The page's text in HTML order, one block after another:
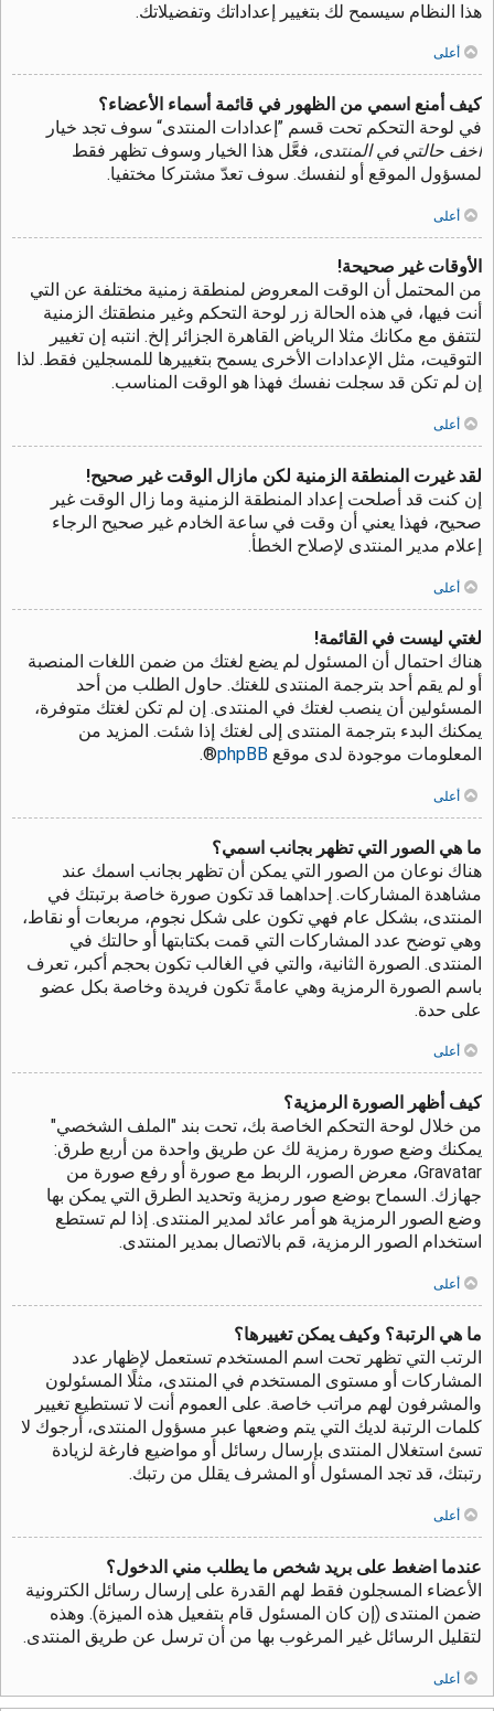
هذا النظام سيسمح لك بتغيير إعداداتك وتفضيلاتك.
أعلى
كيف أمنع اسمي من الظهور في قائمة أسماء الأعضاء؟
في لوحة التحكم تحت قسم ”إعدادات المنتدى“ سوف تجد خيار
أخف حالتي في المنتدى، فعَّل هذا الخيار وسوف تظهر فقط
لمسؤول الموقع أو لنفسك. سوف تعدّ مشتركا مختفيا.
أعلى
الأوقات غير صحيحة!
من المحتمل أن الوقت المعروض لمنطقة زمنية مختلفة عن التي
أنت فيها، في هذه الحالة زر لوحة التحكم وغير منطقتك الزمنية
لتتفق مع مكانك مثلا الرياض القاهرة الجزائر إلخ. انتبه إن تغيير
التوقيت، مثل الإعدادات الأخرى يسمح بتغييرها للمسجلين فقط. لذا
إن لم تكن قد سجلت نفسك فهذا هو الوقت المناسب.
أعلى
لقد غيرت المنطقة الزمنية لكن مازال الوقت غير صحيح!
إن كنت قد أصلحت إعداد المنطقة الزمنية وما زال الوقت غير
صحيح، فهذا يعني أن وقت في ساعة الخادم غير صحيح الرجاء
إعلام مدير المنتدى لإصلاح الخطأ.
أعلى
لغتي ليست في القائمة!
هناك احتمال أن المسئول لم يضع لغتك من ضمن اللغات المنصبة
أو لم يقم أحد بترجمة المنتدى للغتك. حاول الطلب من أحد
المسئولين أن ينصب لغتك في المنتدى. إن لم تكن لغتك متوفرة،
يمكنك البدء بترجمة المنتدى إلى لغتك إذا شئت. المزيد من
المعلومات موجودة لدى موقع phpBB
®.
أعلى
ما هي الصور التي تظهر بجانب اسمي؟
هناك نوعان من الصور التي يمكن أن تظهر بجانب اسمك عند
مشاهدة المشاركات. إحداهما قد تكون صورة خاصة برتبتك في
المنتدى، بشكل عام فهي تكون على شكل نجوم، مربعات أو نقاط،
وهي توضح عدد المشاركات التي قمت بكتابتها أو حالتك في
المنتدى. الصورة الثانية، والتي في الغالب تكون بحجم أكبر، تعرف
باسم الصورة الرمزية وهي عامةً تكون فريدة وخاصة بكل عضو
على حدة.
أعلى
كيف أظهر الصورة الرمزية؟
من خلال لوحة التحكم الخاصة بك، تحت بند "الملف الشخصي"
يمكنك وضع صورة رمزية لك عن طريق واحدة من أربع طرق:
Gravatar، معرض الصور، الربط مع صورة أو رفع صورة من
جهازك. السماح بوضع صور رمزية وتحديد الطرق التي يمكن بها
وضع الصور الرمزية هو أمر عائد لمدير المنتدى. إذا لم تستطع
استخدام الصور الرمزية، قم بالاتصال بمدير المنتدى.
أعلى
ما هي الرتبة؟ وكيف يمكن تغييرها؟
الرتب التي تظهر تحت اسم المستخدم تستعمل لإظهار عدد
المشاركات أو مستوى المستخدم في المنتدى، مثلًا المسئولون
والمشرفون لهم مراتب خاصة. على العموم أنت لا تستطيع تغيير
كلمات الرتبة لديك التي يتم وضعها عبر مسؤول المنتدى، أرجوك لا
تسئ استغلال المنتدى بإرسال رسائل أو مواضيع فارغة لزيادة
رتبتك، قد تجد المسئول أو المشرف يقلل من رتبك.
أعلى
عندما اضغط على بريد شخص ما يطلب مني الدخول؟
الأعضاء المسجلون فقط لهم القدرة على إرسال رسائل الكترونية
ضمن المنتدى (إن كان المسئول قام بتفعيل هذه الميزة). وهذه
لتقليل الرسائل غير المرغوب بها من أن ترسل عن طريق المنتدى.
أعلى